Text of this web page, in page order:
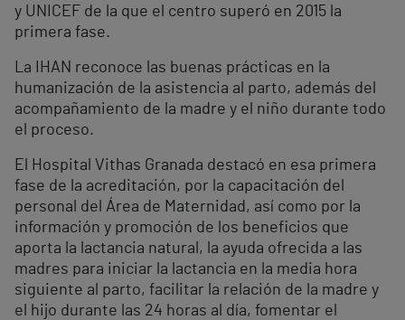
y UNICEF de la que el centro superó en 2015 la
primera fase.
La IHAN reconoce las buenas prácticas en la
humanización de la asistencia al parto, además del
acompañamiento de la madre y el niño durante todo
el proceso.
El Hospital Vithas Granada destacó en esa primera
fase de la acreditación, por la capacitación del
personal del Área de Maternidad, así como por la
información y promoción de los beneficios que
aporta la lactancia natural, la ayuda ofrecida a las
madres para iniciar la lactancia en la media hora
siguiente al parto, facilitar la relación de la madre y
el hijo durante las 24 horas al día, fomentar el